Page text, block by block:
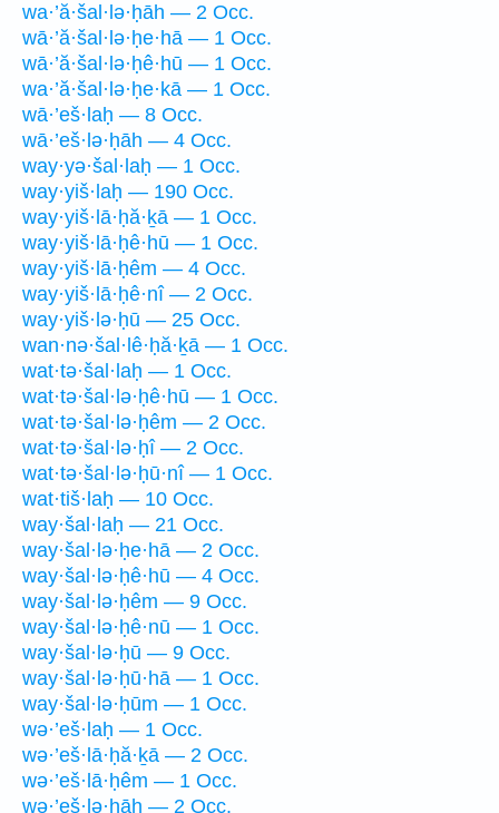
wa·’ă·šal·lə·ḥāh — 2 Occ.
wā·’ă·šal·lə·ḥe·hā — 1 Occ.
wā·’ă·šal·lə·ḥê·hū — 1 Occ.
wa·’ă·šal·lə·ḥe·kā — 1 Occ.
wā·’eš·laḥ — 8 Occ.
wā·’eš·lə·ḥāh — 4 Occ.
way·yə·šal·laḥ — 1 Occ.
way·yiš·laḥ — 190 Occ.
way·yiš·lā·ḥă·ḵā — 1 Occ.
way·yiš·lā·ḥê·hū — 1 Occ.
way·yiš·lā·ḥêm — 4 Occ.
way·yiš·lā·ḥê·nî — 2 Occ.
way·yiš·lə·ḥū — 25 Occ.
wan·nə·šal·lê·ḥă·ḵā — 1 Occ.
wat·tə·šal·laḥ — 1 Occ.
wat·tə·šal·lə·ḥê·hū — 1 Occ.
wat·tə·šal·lə·ḥêm — 2 Occ.
wat·tə·šal·lə·ḥî — 2 Occ.
wat·tə·šal·lə·ḥū·nî — 1 Occ.
wat·tiš·laḥ — 10 Occ.
way·šal·laḥ — 21 Occ.
way·šal·lə·ḥe·hā — 2 Occ.
way·šal·lə·ḥê·hū — 4 Occ.
way·šal·lə·ḥêm — 9 Occ.
way·šal·lə·ḥê·nū — 1 Occ.
way·šal·lə·ḥū — 9 Occ.
way·šal·lə·ḥū·hā — 1 Occ.
way·šal·lə·ḥūm — 1 Occ.
wə·’eš·laḥ — 1 Occ.
wə·’eš·lā·ḥă·ḵā — 2 Occ.
wə·’eš·lā·ḥêm — 1 Occ.
wə·’eš·lə·ḥāh — 2 Occ.